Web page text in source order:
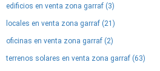
edificios en venta zona garraf (3)
locales en venta zona garraf (21)
oficinas en venta zona garraf (2)
terrenos solares en venta zona garraf (63)